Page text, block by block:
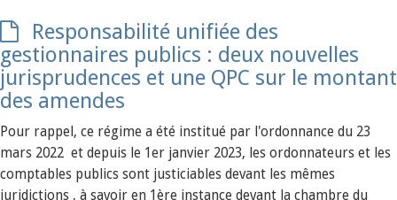
Responsabilité unifiée des
gestionnaires publics : deux nouvelles
jurisprudences et une QPC sur le montant
des amendes
Pour rappel, ce régime a été institué par l'ordonnance du 23
mars 2022 et depuis le 1er janvier 2023, les ordonnateurs et les
comptables publics sont justiciables devant les mêmes
juridictions , à savoir en 1ère instance devant la chambre du